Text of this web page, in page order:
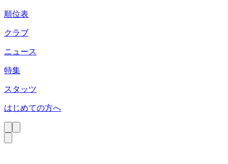
順位表
クラブ
ニュース
特集
スタッツ
はじめての方へ